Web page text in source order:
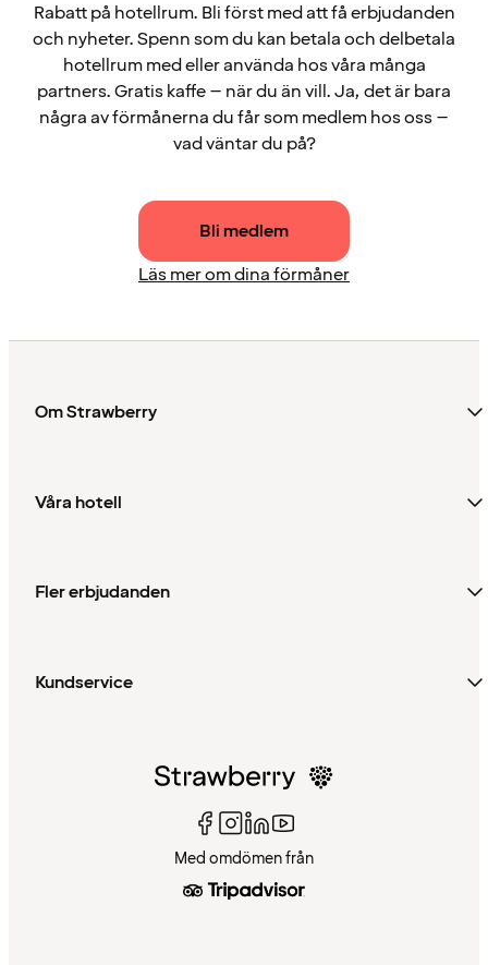
Rabatt på hotellrum. Bli först med att få erbjudanden
och nyheter. Spenn som du kan betala och delbetala
hotellrum med eller använda hos våra många
partners. Gratis kaffe – när du än vill. Ja, det är bara
några av förmånerna du får som medlem hos oss –
vad väntar du på?
Bli medlem
Läs mer om dina förmåner
Om Strawberry
Våra hotell
Fler erbjudanden
Kundservice
Med omdömen från